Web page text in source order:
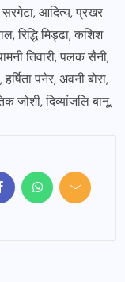
सरगेटा, आदित्य, प्रखर
रिद्धि मिड्ढा, कशिश
तिवारी, पलक सैनी,
पनेर, अवनी बोरा,
जोशी, दिव्यांजलि बानू,